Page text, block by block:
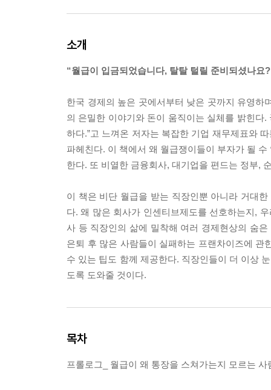
소개
“월급이 입금되었습니다, 탈탈 털릴 준비되셨나요
한국 경제의 높은 곳에서부터 낮은 곳까지 유영
의 은밀한 이야기와 돈이 움직이는 실체를 밝힌다
하다.”고 느껴온 저자는 복잡한 기업 재무제표와
파헤친다. 이 책에서 왜 월급쟁이들이 부자가 될
한다. 또 비열한 금융회사, 대기업을 편드는 정부,
이 책은 비단 월급을 받는 직장인뿐 아니라 거대
다. 왜 많은 회사가 인센티브제도를 선호하는지,
사 등 직장인의 삶에 밀착해 여러 경제현상의 숨
은퇴 후 많은 사람들이 실패하는 프랜차이즈에
수 있는 팁도 함께 제공한다. 직장인들이 더 이상
도록 도와줄 것이다.
목차
프롤로그_ 월급이 왜 통장을 스쳐가는지 모르는